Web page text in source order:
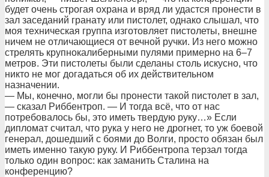
будет очень строгая охрана и вряд ли удастся пронести в
зал заседаний гранату или пистолет, однако слышал, что
моя техническая группа изготовляет пистолеты, внешне
ничем не отличающиеся от вечной ручки. Из него можно
стрелять крупнокалиберными пулями примерно на 6–7
метров. Эти пистолеты были сделаны столь искусно, что
никто не мог догадаться об их действительном
назначении.
— Мы, конечно, могли бы пронести такой пистолет в зал,
— сказал Риббентроп. — И тогда всё, что от нас
потребовалось бы, это иметь твердую руку…» Если
дипломат считал, что рука у него не дрогнет, то уж боевой
генерал, дошедший с боями до Волги, просто обязан был
иметь именно такую руку. И Риббентропа терзал тогда
только один вопрос: как заманить Сталина на
конференцию?